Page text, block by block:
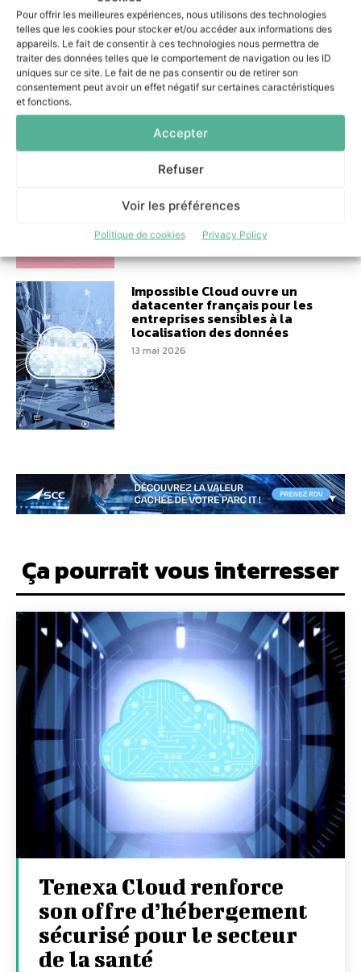
Pour offrir les meilleures expériences, nous utilisons des technologies
telles que les cookies pour stocker et/ou accéder aux informations des
appareils. Le fait de consentir à ces technologies nous permettra de
traiter des données telles que le comportement de navigation ou les ID
uniques sur ce site. Le fait de ne pas consentir ou de retirer son
consentement peut avoir un effet négatif sur certaines caractéristiques
et fonctions.
Accepter
Refuser
Voir les préférences
Politique de cookies Privacy Policy
équipes
10 juin 2026
Performance logistique :
Colibri s’engage aux côtés de
Bretagne Supply Chain
8 juin 2026
Impossible Cloud ouvre un
datacenter français pour les
entreprises sensibles à la
localisation des données
13 mai 2026
Ça pourrait vous interresser
Tenexa Cloud renforce
son offre d’hébergement
sécurisé pour le secteur
de la santé